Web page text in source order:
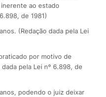
ao estado
de 1981)
(Redação dada pela Lei
por motivo de
pela Lei nº 6.898, de
podendo o juiz deixar